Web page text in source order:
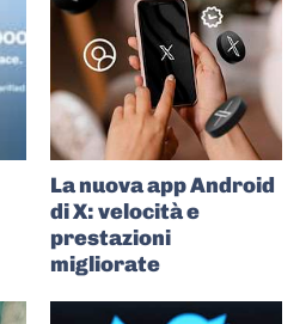
La nuova app Android
di X: velocità e
prestazioni
migliorate